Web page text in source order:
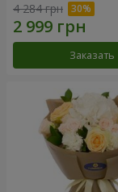
4 284 грн
Заказать